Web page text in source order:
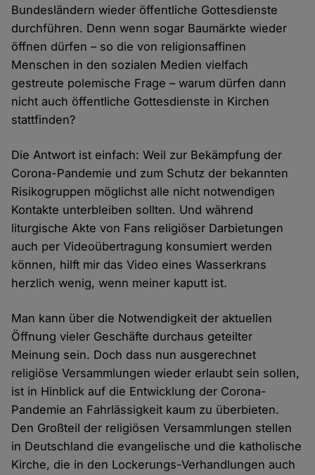
Bundesländern wieder öffentliche Gottesdienste
durchführen. Denn wenn sogar Baumärkte wieder
öffnen dürfen – so die von religionsaffinen
Menschen in den sozialen Medien vielfach
gestreute polemische Frage – warum dürfen dann
nicht auch öffentliche Gottesdienste in Kirchen
stattfinden?
Die Antwort ist einfach: Weil zur Bekämpfung der
Corona-Pandemie und zum Schutz der bekannten
Risikogruppen möglichst alle nicht notwendigen
Kontakte unterbleiben sollten. Und während
liturgische Akte von Fans religiöser Darbietungen
auch per Videoübertragung konsumiert werden
können, hilft mir das Video eines Wasserkrans
herzlich wenig, wenn meiner kaputt ist.
Man kann über die Notwendigkeit der aktuellen
Öffnung vieler Geschäfte durchaus geteilter
Meinung sein. Doch dass nun ausgerechnet
religiöse Versammlungen wieder erlaubt sein sollen,
ist in Hinblick auf die Entwicklung der Corona-
Pandemie an Fahrlässigkeit kaum zu überbieten.
Den Großteil der religiösen Versammlungen stellen
in Deutschland die evangelische und die katholische
Kirche, die in den Lockerungs-Verhandlungen auch